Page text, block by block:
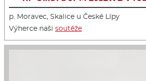
p. Moravec, Skalice u České Lípy
Výherce naši soutěže